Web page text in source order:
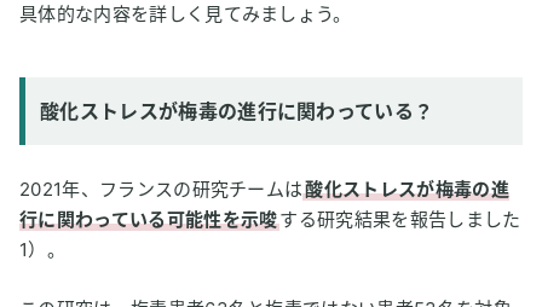
具体的な内容を詳しく見てみましょう。
酸化ストレスが梅毒の進行に関わっている？
2021年、フランスの研究チームは酸化ストレスが梅毒の進
行に関わっている可能性を示唆する研究結果を報告しました
1）。